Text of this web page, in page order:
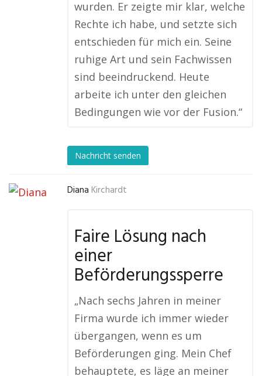
wurden. Er zeigte mir klar, welche
Rechte ich habe, und setzte sich
entschieden für mich ein. Seine
ruhige Art und sein Fachwissen
sind beeindruckend. Heute
arbeite ich unter den gleichen
Bedingungen wie vor der Fusion.“
Nachricht senden
Diana Kirchardt
Faire Lösung nach
einer
Beförderungssperre
„Nach sechs Jahren in meiner
Firma wurde ich immer wieder
übergangen, wenn es um
Beförderungen ging. Mein Chef
behauptete, es läge an meiner